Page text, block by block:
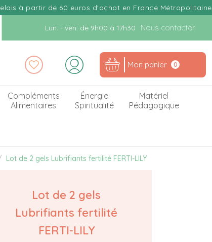
à partir de 60 euros d'achat en France Métropolitaine
Lun. - ven. de 9h00 à 17h30 Nous contacter
Mon panier 0
Compléments
Alimentaires
Énergie
Spiritualité
Matériel
Pédagogique
Lot de 2 gels Lubrifiants fertilité FERTI-LILY
Lot de 2 gels
Lubrifiants fertilité
FERTI-LILY